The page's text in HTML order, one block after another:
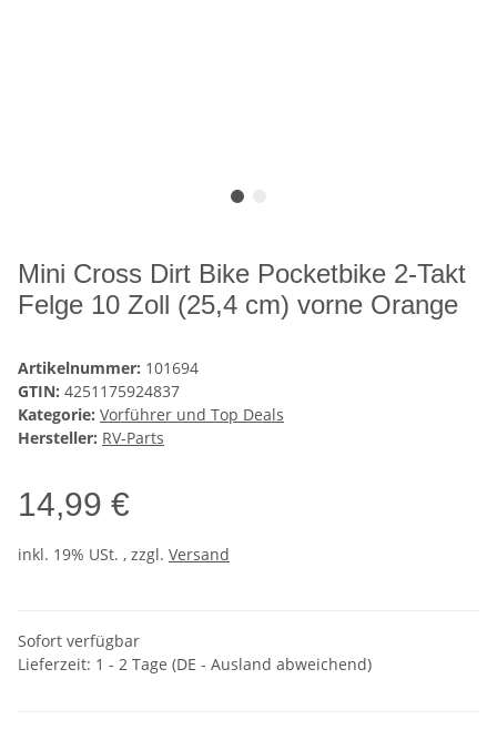
Mini Cross Dirt Bike Pocketbike 2-Takt
Felge 10 Zoll (25,4 cm) vorne Orange
Artikelnummer: 101694
GTIN: 4251175924837
Kategorie: Vorführer und Top Deals
Hersteller: RV-Parts
14,99 €
inkl. 19% USt. , zzgl. Versand
Sofort verfügbar
Lieferzeit: 1 - 2 Tage (DE - Ausland abweichend)